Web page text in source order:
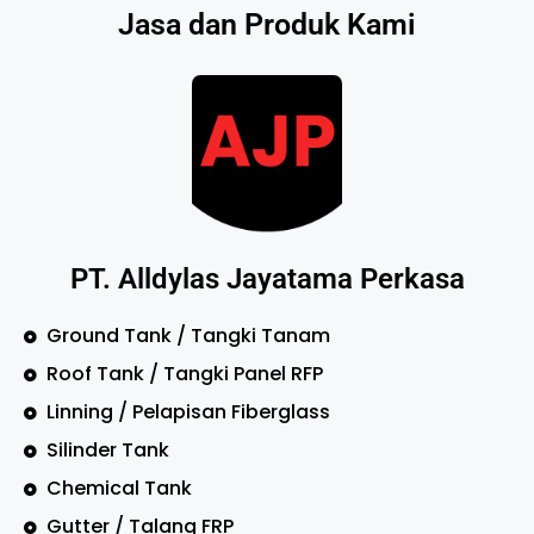
Jasa dan Produk Kami
PT. Alldylas Jayatama Perkasa
Ground Tank / Tangki Tanam
Roof Tank / Tangki Panel RFP
Linning / Pelapisan Fiberglass
Silinder Tank
Chemical Tank
Gutter / Talang FRP